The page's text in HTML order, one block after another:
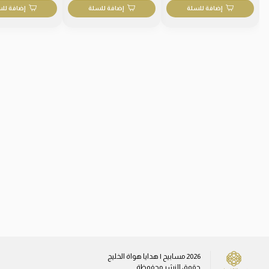
إضافة للسلة إضافة للسلة إضافة
2026 مسابيح | هدايا هواة الخليج
حقوق النشر محفوظة